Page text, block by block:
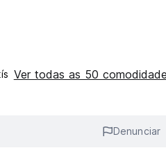
Ver todas as 50
Denunciar